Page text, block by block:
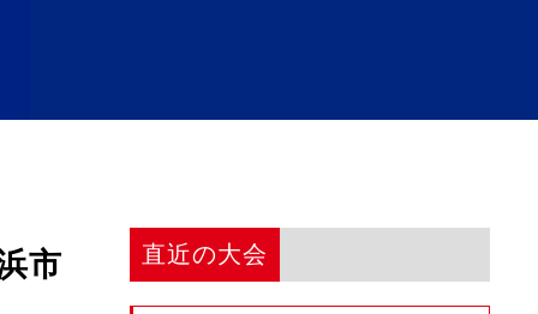
市 直近の大会